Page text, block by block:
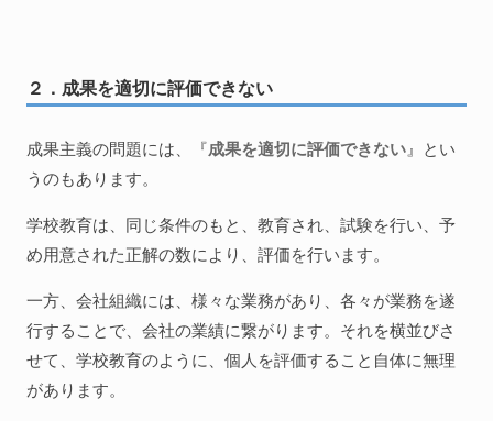
２．成果を適切に評価できない
成果主義の問題には、『成果を適切に評価できない』とい
うのもあります。
学校教育は、同じ条件のもと、教育され、試験を行い、予
め用意された正解の数により、評価を行います。
一方、会社組織には、様々な業務があり、各々が業務を遂
行することで、会社の業績に繋がります。それを横並びさ
せて、学校教育のように、個人を評価すること自体に無理
があります。